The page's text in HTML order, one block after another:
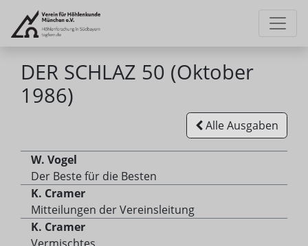
DER SCHLAZ 50 (Oktober
1986)
Alle Ausgaben
W. Vogel
Der Beste für die Besten
K. Cramer
Mitteilungen der Vereinsleitung
K. Cramer